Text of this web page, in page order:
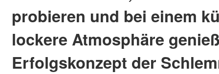
probieren und bei einem
lockere Atmosphäre
Erfolgskonzept der